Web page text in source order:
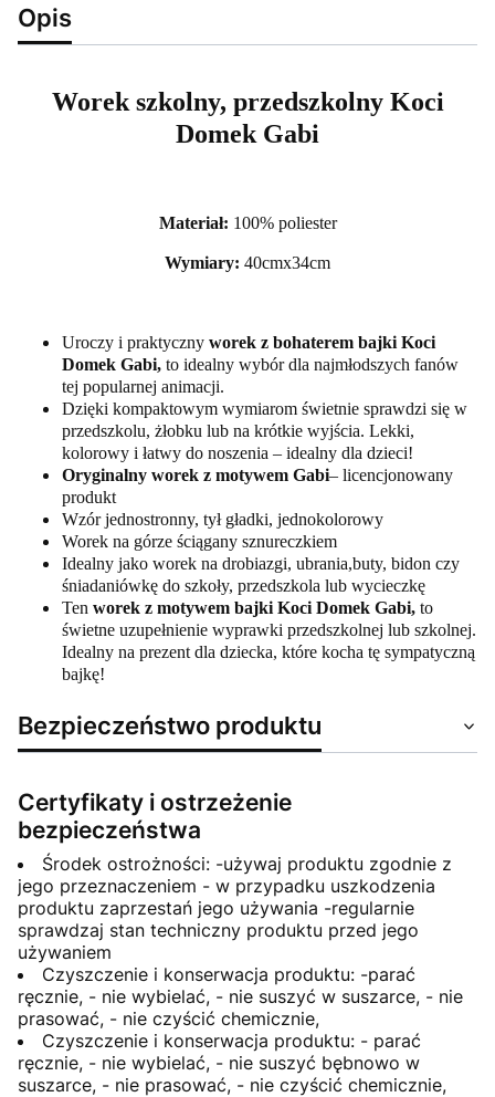
Opis
Worek szkolny, przedszkolny Koci
Domek Gabi
Materiał: 100% poliester
Wymiary: 40cmx34cm
Uroczy i praktyczny worek z bohaterem bajki Koci
Domek Gabi, to idealny wybór dla najmłodszych fanów
tej popularnej animacji.
Dzięki kompaktowym wymiarom świetnie sprawdzi się w
przedszkolu, żłobku lub na krótkie wyjścia. Lekki,
kolorowy i łatwy do noszenia – idealny dla dzieci!
Oryginalny worek z motywem Gabi– licencjonowany
produkt
Wzór jednostronny, tył gładki, jednokolorowy
Worek na górze ściągany sznureczkiem
Idealny jako worek na drobiazgi, ubrania,buty, bidon czy
śniadaniówkę do szkoły, przedszkola lub wycieczkę
Ten worek z motywem bajki Koci Domek Gabi, to
świetne uzupełnienie wyprawki przedszkolnej lub szkolnej.
Idealny na prezent dla dziecka, które kocha tę sympatyczną
bajkę!
Bezpieczeństwo produktu
Certyfikaty i ostrzeżenie
bezpieczeństwa
Środek ostrożności: -używaj produktu zgodnie z
jego przeznaczeniem - w przypadku uszkodzenia
produktu zaprzestań jego używania -regularnie
sprawdzaj stan techniczny produktu przed jego
używaniem
Czyszczenie i konserwacja produktu: -parać
ręcznie, - nie wybielać, - nie suszyć w suszarce, - nie
prasować, - nie czyścić chemicznie,
Czyszczenie i konserwacja produktu: - parać
ręcznie, - nie wybielać, - nie suszyć bębnowo w
suszarce, - nie prasować, - nie czyścić chemicznie,